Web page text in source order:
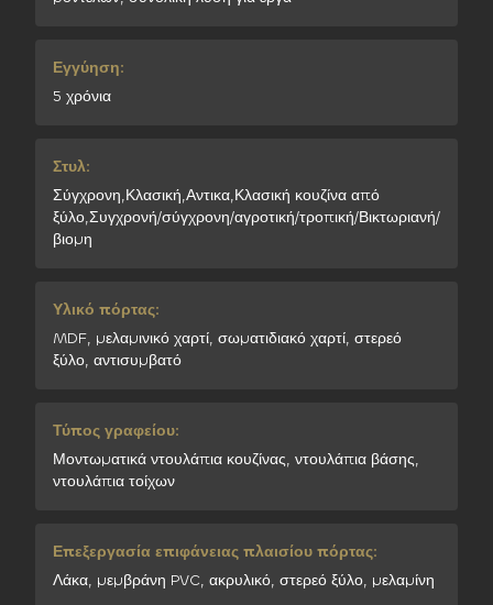
Εγγύηση:
5 χρόνια
Στυλ:
Σύγχρονη,Κλασική,Αντικα,Κλασική κουζίνα από
ξύλο,Συγχρονή/σύγχρονη/αγροτική/τροπική/Βικτωριανή/
βιομη
Υλικό πόρτας:
MDF, μελαμινικό χαρτί, σωματιδιακό χαρτί, στερεό
ξύλο, αντισυμβατό
Τύπος γραφείου:
Μοντωματικά ντουλάπια κουζίνας, ντουλάπια βάσης,
ντουλάπια τοίχων
Επεξεργασία επιφάνειας πλαισίου πόρτας:
Λάκα, μεμβράνη PVC, ακρυλικό, στερεό ξύλο, μελαμίνη